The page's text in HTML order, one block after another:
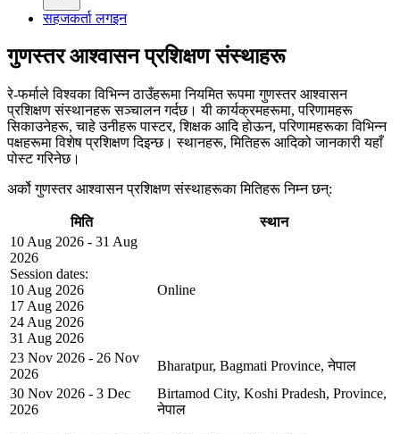
सहजकर्ता लगइन
गुणस्तर आश्वासन प्रशिक्षण संस्थाहरू
रे-फर्माले विश्वका विभिन्न ठाउँहरूमा नियमित रूपमा गुणस्तर आश्वासन
प्रशिक्षण संस्थानहरू सञ्चालन गर्दछ। यी कार्यक्रमहरूमा, परिणामहरू
सिकाउनेहरू, चाहे उनीहरू पास्टर, शिक्षक आदि होऊन, परिणामहरूका विभिन्न
पक्षहरूमा विशेष प्रशिक्षण दिइन्छ। स्थानहरू, मितिहरू आदिको जानकारी यहाँ
पोस्ट गरिनेछ।
अर्को गुणस्तर आश्वासन प्रशिक्षण संस्थाहरूका मितिहरू निम्न छन्:
मिति
स्थान
10 Aug 2026 - 31 Aug
2026
Session dates:
10 Aug 2026
17 Aug 2026
24 Aug 2026
31 Aug 2026
Online
23 Nov 2026 - 26 Nov
2026
Bharatpur, Bagmati Province, नेपाल
30 Nov 2026 - 3 Dec
2026
Birtamod City, Koshi Pradesh, Province,
नेपाल